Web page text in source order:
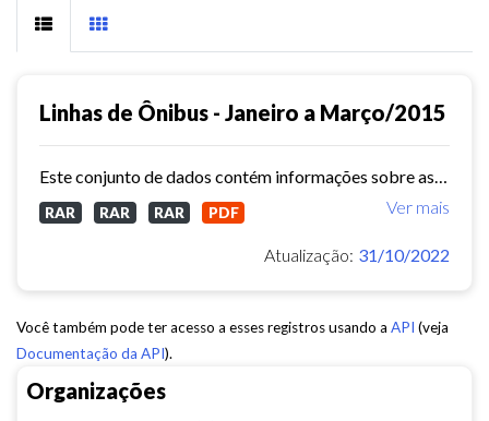
Organizações
Linhas de Ônibus - Janeiro a Março/2015
Ver mais
RAR RAR RAR PDF
Atualização: 31/10/2022
Você também pode ter acesso a esses registros usando a API (veja
Documentação da API).